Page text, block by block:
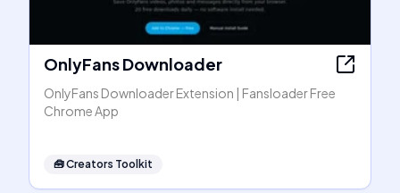
OnlyFans Downloader
OnlyFans Downloader Extension | Fansloader Free
Chrome App
🧰Creators Toolkit